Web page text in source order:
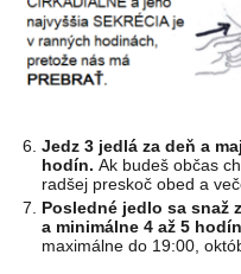
Jedz 3 jedlá za deň a
hodín.Ak budeš občas
radšej preskoč obed a
Posledné jedlo sa snaž
a minimálne 4 až 5
maximálne do 19:00,